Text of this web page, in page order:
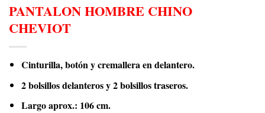
PANTALON HOMBRE CHINO
CHEVIOT
Cinturilla, botón y cremallera en delantero.
2 bolsillos delanteros y 2 bolsillos traseros.
Largo aprox.: 106 cm.